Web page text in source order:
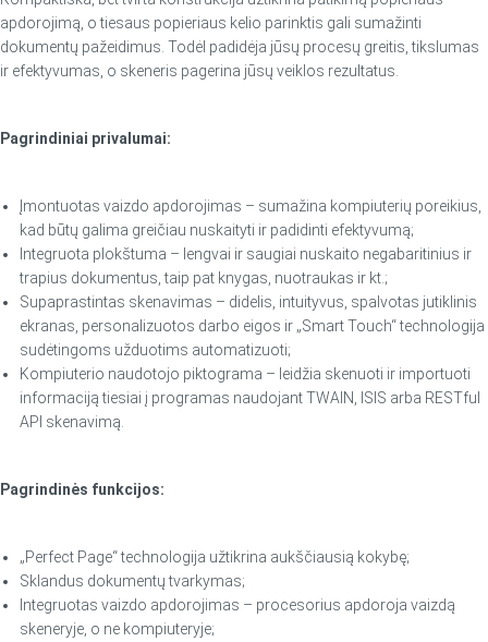
apdorojimą, o tiesaus popieriaus kelio parinktis gali sumažinti
dokumentų pažeidimus. Todėl padidėja jūsų procesų greitis, tikslumas
ir efektyvumas, o skeneris pagerina jūsų veiklos rezultatus.
Pagrindiniai privalumai:
Įmontuotas vaizdo apdorojimas – sumažina kompiuterių poreikius,
kad būtų galima greičiau nuskaityti ir padidinti efektyvumą;
Integruota plokštuma – lengvai ir saugiai nuskaito negabaritinius ir
trapius dokumentus, taip pat knygas, nuotraukas ir kt.;
Supaprastintas skenavimas – didelis, intuityvus, spalvotas jutiklinis
ekranas, personalizuotos darbo eigos ir „Smart Touch“ technologija
sudėtingoms užduotims automatizuoti;
Kompiuterio naudotojo piktograma – leidžia skenuoti ir importuoti
informaciją tiesiai į programas naudojant TWAIN, ISIS arba RESTful
API skenavimą.
Pagrindinės funkcijos:
„Perfect Page“ technologija užtikrina aukščiausią kokybę;
Sklandus dokumentų tvarkymas;
Integruotas vaizdo apdorojimas – procesorius apdoroja vaizdą
skeneryje, o ne kompiuteryje;